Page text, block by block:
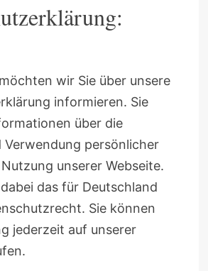
wir Sie über unsere
informieren. Sie
über die
Verwendung persönlicher
unserer Webseite.
das für Deutschland
Sie können
jederzeit auf unserer